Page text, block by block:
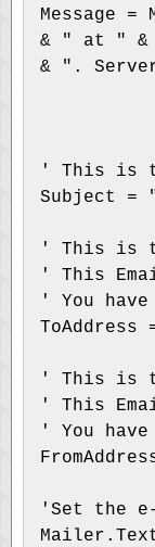
Message =
& " at " &
& ".
' This is
Subject =
' This is
' This
' You
ToAddress
' This is
' This
' You
'Set the e-